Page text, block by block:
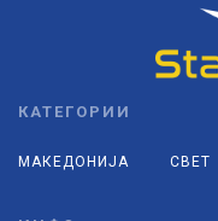
КАТЕГОРИИ
МАКЕДОНИЈА СВЕТ